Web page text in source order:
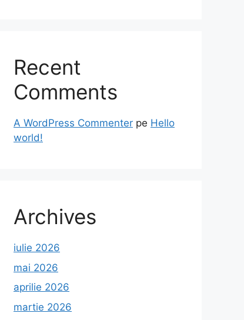
Recent
Comments
A WordPress Commenter pe Hello
world!
Archives
iulie 2026
mai 2026
aprilie 2026
martie 2026